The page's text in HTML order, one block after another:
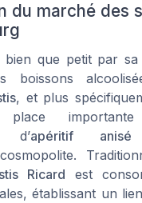
du marché des
bien que petit par sa
boissons
, et plus
d’apéritif anisé
Ricard est
établissant un